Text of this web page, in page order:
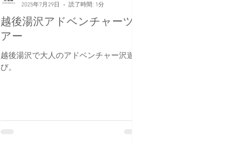
越後湯沢アドベンチャーツ
アー
越後湯沢で大人のアドベンチャー沢遊
び。
2025年7月29日
読了時間: 1分